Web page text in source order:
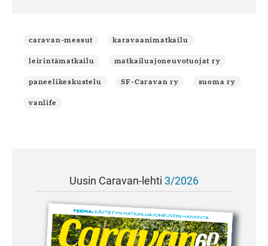
caravan-messut karavaanimatkailu
leirintämatkailu matkailuajoneuvotuojat ry
paneelikeskustelu SF-Caravan ry suoma ry
vanlife
Uusin Caravan-lehti 3/2026